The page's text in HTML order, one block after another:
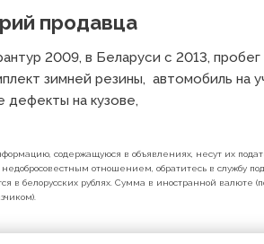
продавца
2009, в Беларуси с 2013,
зимней резины,  автомобиль
дефекты на кузове,
содержащуюся в объявлениях, несут их
недобросовестным отношением, обратитесь в службу
в белорусских рублях. Сумма в иностранной